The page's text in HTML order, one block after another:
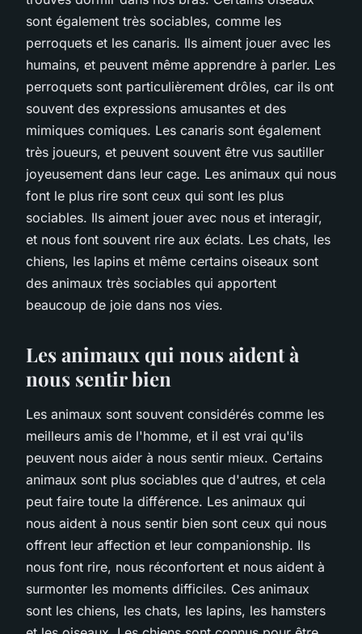
sont également très sociables, comme les
perroquets et les canaris. Ils aiment jouer avec les
humains, et peuvent même apprendre à parler. Les
perroquets sont particulièrement drôles, car ils ont
souvent des expressions amusantes et des
mimiques comiques. Les canaris sont également
très joueurs, et peuvent souvent être vus sautiller
joyeusement dans leur cage. Les animaux qui nous
font le plus rire sont ceux qui sont les plus
sociables. Ils aiment jouer avec nous et interagir,
et nous font souvent rire aux éclats. Les chats, les
chiens, les lapins et même certains oiseaux sont
des animaux très sociables qui apportent
beaucoup de joie dans nos vies.
Les animaux qui nous aident à
nous sentir bien
Les animaux sont souvent considérés comme les
meilleurs amis de l'homme, et il est vrai qu'ils
peuvent nous aider à nous sentir mieux. Certains
animaux sont plus sociables que d'autres, et cela
peut faire toute la différence. Les animaux qui
nous aident à nous sentir bien sont ceux qui nous
offrent leur affection et leur companionship. Ils
nous font rire, nous réconfortent et nous aident à
surmonter les moments difficiles. Ces animaux
sont les chiens, les chats, les lapins, les hamsters